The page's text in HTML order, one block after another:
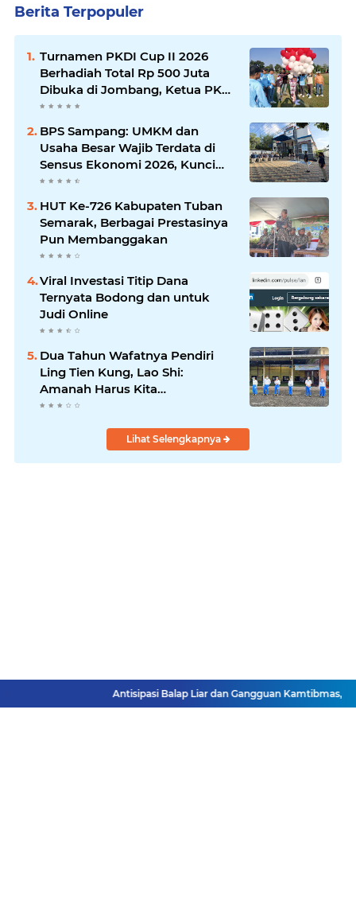
Berita Terpopuler
Turnamen PKDI Cup II 2026
Berhadiah Total Rp 500 Juta
Dibuka di Jombang, Ketua PKDI
Jatim Syaifullah Mahdi: Ajang
Komunikasi Antar-Kades untuk
Memajukan Desa
BPS Sampang: UMKM dan
Usaha Besar Wajib Terdata di
Sensus Ekonomi 2026, Kunci
Kebijakan Tepat Sasaran
HUT Ke-726 Kabupaten Tuban
Semarak, Berbagai Prestasinya
Pun Membanggakan
Viral Investasi Titip Dana
Ternyata Bodong dan untuk
Judi Online
Dua Tahun Wafatnya Pendiri
Ling Tien Kung, Lao Shi:
Amanah Harus Kita
Laksanakan!
Lihat Selengkapnya
Antisipasi Balap Liar dan Gangguan Kamtibmas,